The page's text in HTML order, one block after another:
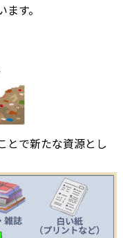
す。
とで新たな資源とし